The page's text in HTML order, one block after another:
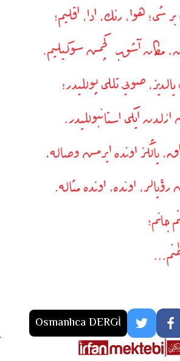
Osmanlıca DERGİ